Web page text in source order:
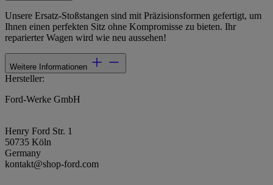
Unsere Ersatz-Stoßstangen sind mit Präzisionsformen gefertigt, um
Ihnen einen perfekten Sitz ohne Kompromisse zu bieten. Ihr
reparierter Wagen wird wie neu aussehen!
Weitere Informationen
Hersteller:
Ford-Werke GmbH
Henry Ford Str. 1
50735 Köln
Germany
kontakt@shop-ford.com